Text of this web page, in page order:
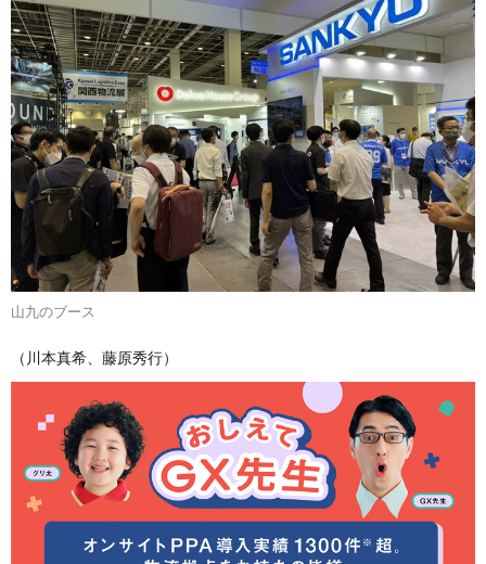
山九のブース
（川本真希、藤原秀行）